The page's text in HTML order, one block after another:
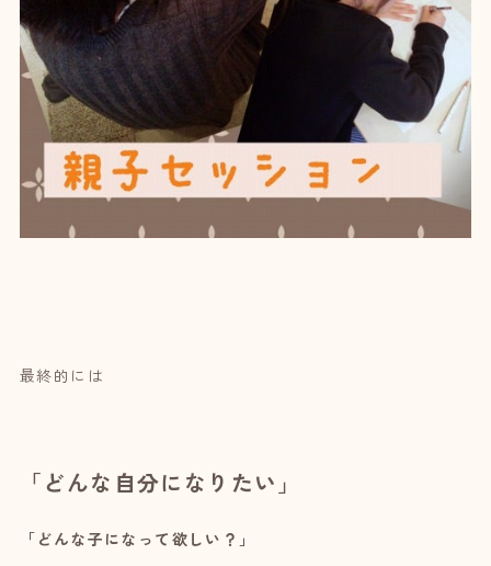
最終的には
「どんな自分になりたい」
「どんな子になって欲しい？」